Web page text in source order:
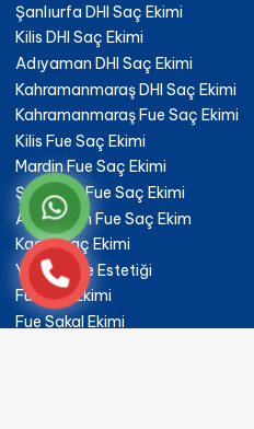
Şanlıurfa DHI Saç Ekimi
Kilis DHI Saç Ekimi
Adıyaman DHI Saç Ekimi
Kahramanmaraş DHI Saç Ekimi
Kahramanmaraş Fue Saç Ekimi
Kilis Fue Saç Ekimi
Mardin Fue Saç Ekimi
Şanlıurfa Fue Saç Ekimi
Adıyaman Fue Saç Ekim
Kadın Saç Ekimi
Yüz Germe Estetiği
Fue Kaş Ekimi
Fue Sakal Ekimi